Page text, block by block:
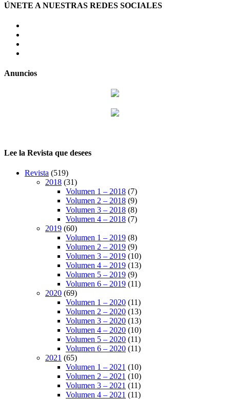
ÚNETE A NUESTRAS REDES SOCIALES
Anuncios
Lee la Revista que desees
Revista (519)
2018 (31)
Volumen 1 – 2018 (7)
Volumen 2 – 2018 (9)
Volumen 3 – 2018 (8)
Volumen 4 – 2018 (7)
2019 (60)
Volumen 1 – 2019 (8)
Volumen 2 – 2019 (9)
Volumen 3 – 2019 (10)
Volumen 4 – 2019 (13)
Volumen 5 – 2019 (9)
Volumen 6 – 2019 (11)
2020 (69)
Volumen 1 – 2020 (11)
Volumen 2 – 2020 (13)
Volumen 3 – 2020 (13)
Volumen 4 – 2020 (10)
Volumen 5 – 2020 (11)
Volumen 6 – 2020 (11)
2021 (65)
Volumen 1 – 2021 (10)
Volumen 2 – 2021 (10)
Volumen 3 – 2021 (11)
Volumen 4 – 2021 (11)